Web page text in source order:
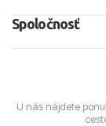
Spoločnosť
U nás nájdete